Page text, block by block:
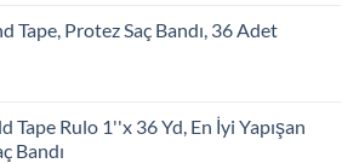
Tape, Protez Saç Bandı, 36 Adet
Tape Rulo 1''x 36 Yd, En İyi Yapışan
Bandı